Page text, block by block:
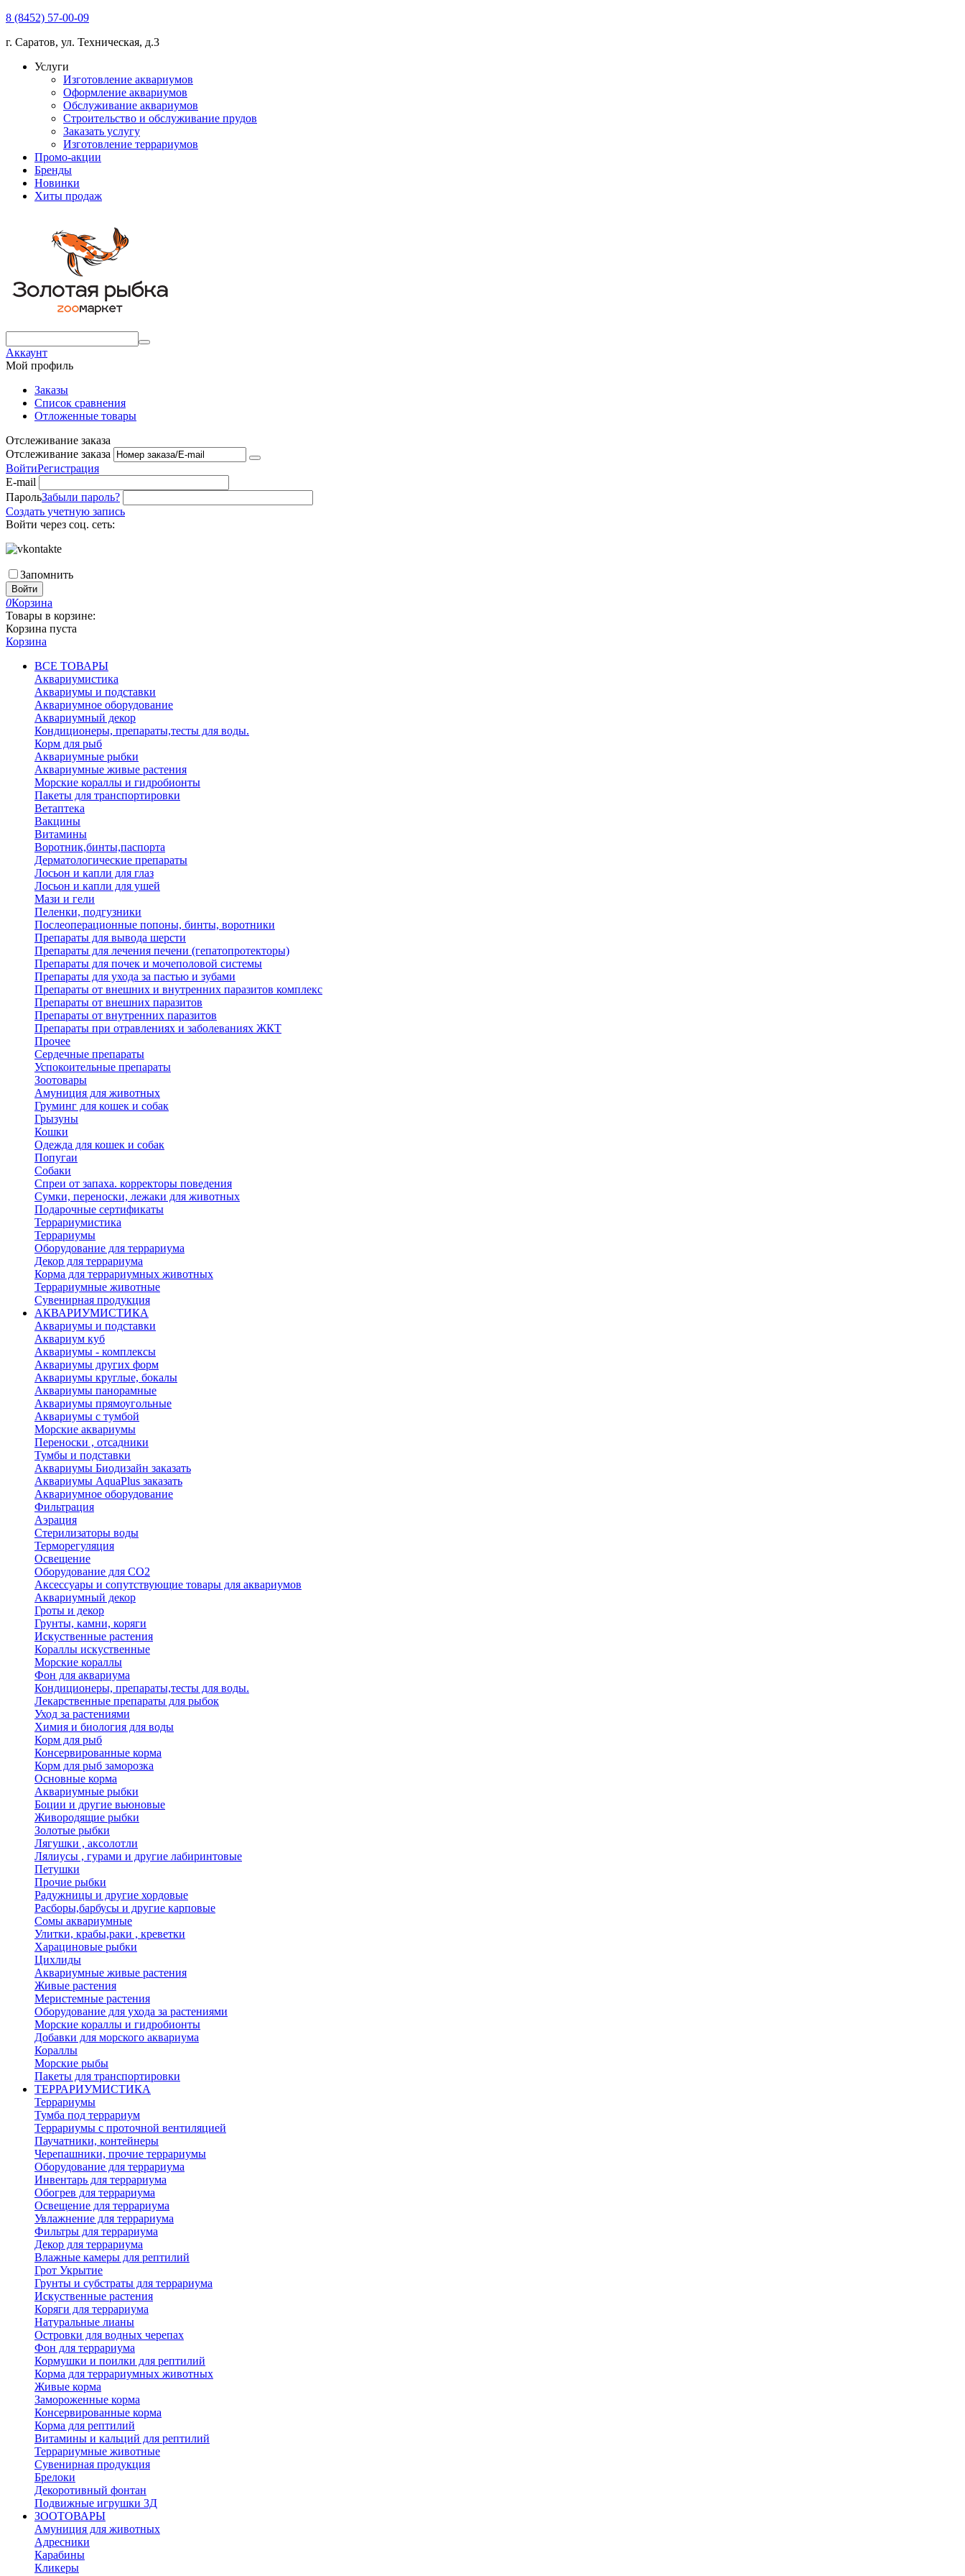
8 (8452) 57-00-09
г. Саратов, ул. Техническая, д.3
Услуги
Изготовление аквариумов
Оформление аквариумов
Обслуживание аквариумов
Строительство и обслуживание прудов
Заказать услугу
Изготовление террариумов
Промо-акции
Бренды
Новинки
Хиты продаж
Аккаунт
Мой профиль
Заказы
Список сравнения
Отложенные товары
Отслеживание заказа
Отслеживание заказа
ВойтиРегистрация
E-mail
ПарольЗабыли пароль?
Создать учетную запись
Войти через соц. сеть:
Запомнить
Войти
0Корзина
Товары в корзине:
Корзина пуста
Корзина
ВСЕ ТОВАРЫ
Аквариумистика
Аквариумы и подставки
Аквариумное оборудование
Аквариумный декор
Кондиционеры, препараты,тесты для воды.
Корм для рыб
Аквариумные рыбки
Аквариумные живые растения
Морские кораллы и гидробионты
Пакеты для транспортировки
Ветаптека
Вакцины
Витамины
Воротник,бинты,паспорта
Дерматологические препараты
Лосьон и капли для глаз
Лосьон и капли для ушей
Мази и гели
Пеленки, подгузники
Послеоперационные попоны, бинты, воротники
Препараты для вывода шерсти
Препараты для лечения печени (гепатопротекторы)
Препараты для почек и мочеполовой системы
Препараты для ухода за пастью и зубами
Препараты от внешних и внутренних паразитов комплекс
Препараты от внешних паразитов
Препараты от внутренних паразитов
Препараты при отравлениях и заболеваниях ЖКТ
Прочее
Сердечные препараты
Успокоительные препараты
Зоотовары
Амуниция для животных
Груминг для кошек и собак
Грызуны
Кошки
Одежда для кошек и собак
Попугаи
Собаки
Спреи от запаха. корректоры поведения
Сумки, переноски, лежаки для животных
Подарочные сертификаты
Террариумистика
Террариумы
Оборудование для террариума
Декор для террариума
Корма для террариумных животных
Террариумные животные
Сувенирная продукция
АКВАРИУМИСТИКА
Аквариумы и подставки
Аквариум куб
Аквариумы - комплексы
Аквариумы других форм
Аквариумы круглые, бокалы
Аквариумы панорамные
Аквариумы прямоугольные
Аквариумы с тумбой
Морские аквариумы
Переноски , отсадники
Тумбы и подставки
Аквариумы Биодизайн заказать
Аквариумы AquaPlus заказать
Аквариумное оборудование
Фильтрация
Аэрация
Стерилизаторы воды
Терморегуляция
Освещение
Оборудование для CO2
Аксессуары и сопутствующие товары для аквариумов
Аквариумный декор
Гроты и декор
Грунты, камни, коряги
Искуственные растения
Кораллы искуственные
Морские кораллы
Фон для аквариума
Кондиционеры, препараты,тесты для воды.
Лекарственные препараты для рыбок
Уход за растениями
Химия и биология для воды
Корм для рыб
Консервированные корма
Корм для рыб заморозка
Основные корма
Аквариумные рыбки
Боции и другие вьюновые
Живородящие рыбки
Золотые рыбки
Лягушки , аксолотли
Лялиусы , гурами и другие лабиринтовые
Петушки
Прочие рыбки
Радужницы и другие хордовые
Расборы,барбусы и другие карповые
Сомы аквариумные
Улитки, крабы,раки , креветки
Харациновые рыбки
Цихлиды
Аквариумные живые растения
Живые растения
Меристемные растения
Оборудование для ухода за растениями
Морские кораллы и гидробионты
Добавки для морского аквариума
Кораллы
Морские рыбы
Пакеты для транспортировки
ТЕРРАРИУМИСТИКА
Террариумы
Тумба под террариум
Террариумы с проточной вентиляцией
Паучатники, контейнеры
Черепашники, прочие террариумы
Оборудование для террариума
Инвентарь для террариума
Обогрев для террариума
Освещение для террариума
Увлажнение для террариума
Фильтры для террариума
Декор для террариума
Влажные камеры для рептилий
Грот Укрытие
Грунты и субстраты для террариума
Искуственные растения
Коряги для террариума
Натуральные лианы
Островки для водных черепах
Фон для террариума
Кормушки и поилки для рептилий
Корма для террариумных животных
Живые корма
Замороженные корма
Консервированные корма
Корма для рептилий
Витамины и кальций для рептилий
Террариумные животные
Сувенирная продукция
Брелоки
Декоротивный фонтан
Подвижные игрушки 3Д
ЗООТОВАРЫ
Амуниция для животных
Адресники
Карабины
Кликеры